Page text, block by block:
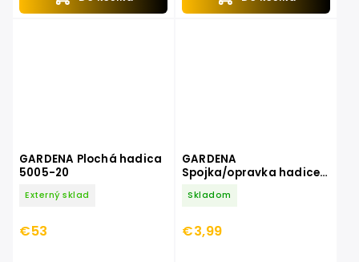
GARDENA Plochá hadica
5005-20
Externý sklad
€53
GARDENA
Spojka/opravka hadice
Skladom
€3,99